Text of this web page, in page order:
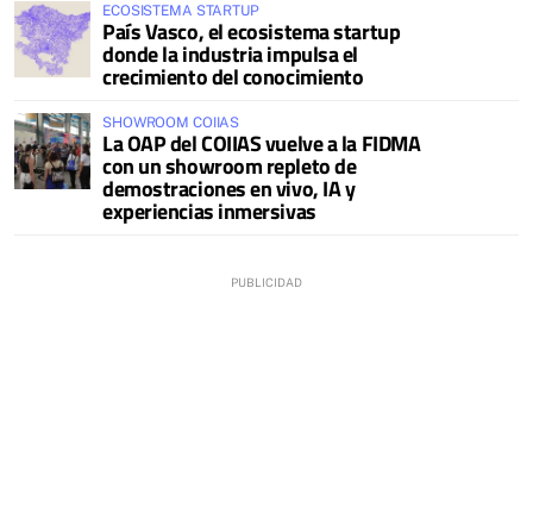
ECOSISTEMA STARTUP
País Vasco, el ecosistema startup
donde la industria impulsa el
crecimiento del conocimiento
SHOWROOM COIIAS
La OAP del COIIAS vuelve a la FIDMA
con un showroom repleto de
demostraciones en vivo, IA y
experiencias inmersivas